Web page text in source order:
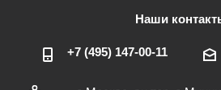
Наши
+7 (495) 147-00-11